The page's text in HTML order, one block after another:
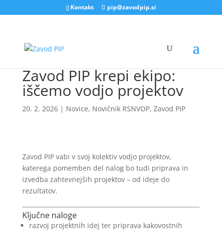
Kontakt pip@zavodpip.si
Zavod PIP krepi ekipo:
iščemo vodjo projektov
20. 2. 2026| Novice, Novičnik RSNVOP, Zavod PIP
Zavod PIP vabi v svoj kolektiv vodjo projektov,
katerega pomemben del nalog bo tudi priprava in
izvedba zahtevnejših projektov – od ideje do
rezultatov.
Ključne naloge
razvoj projektnih idej ter priprava kakovostnih